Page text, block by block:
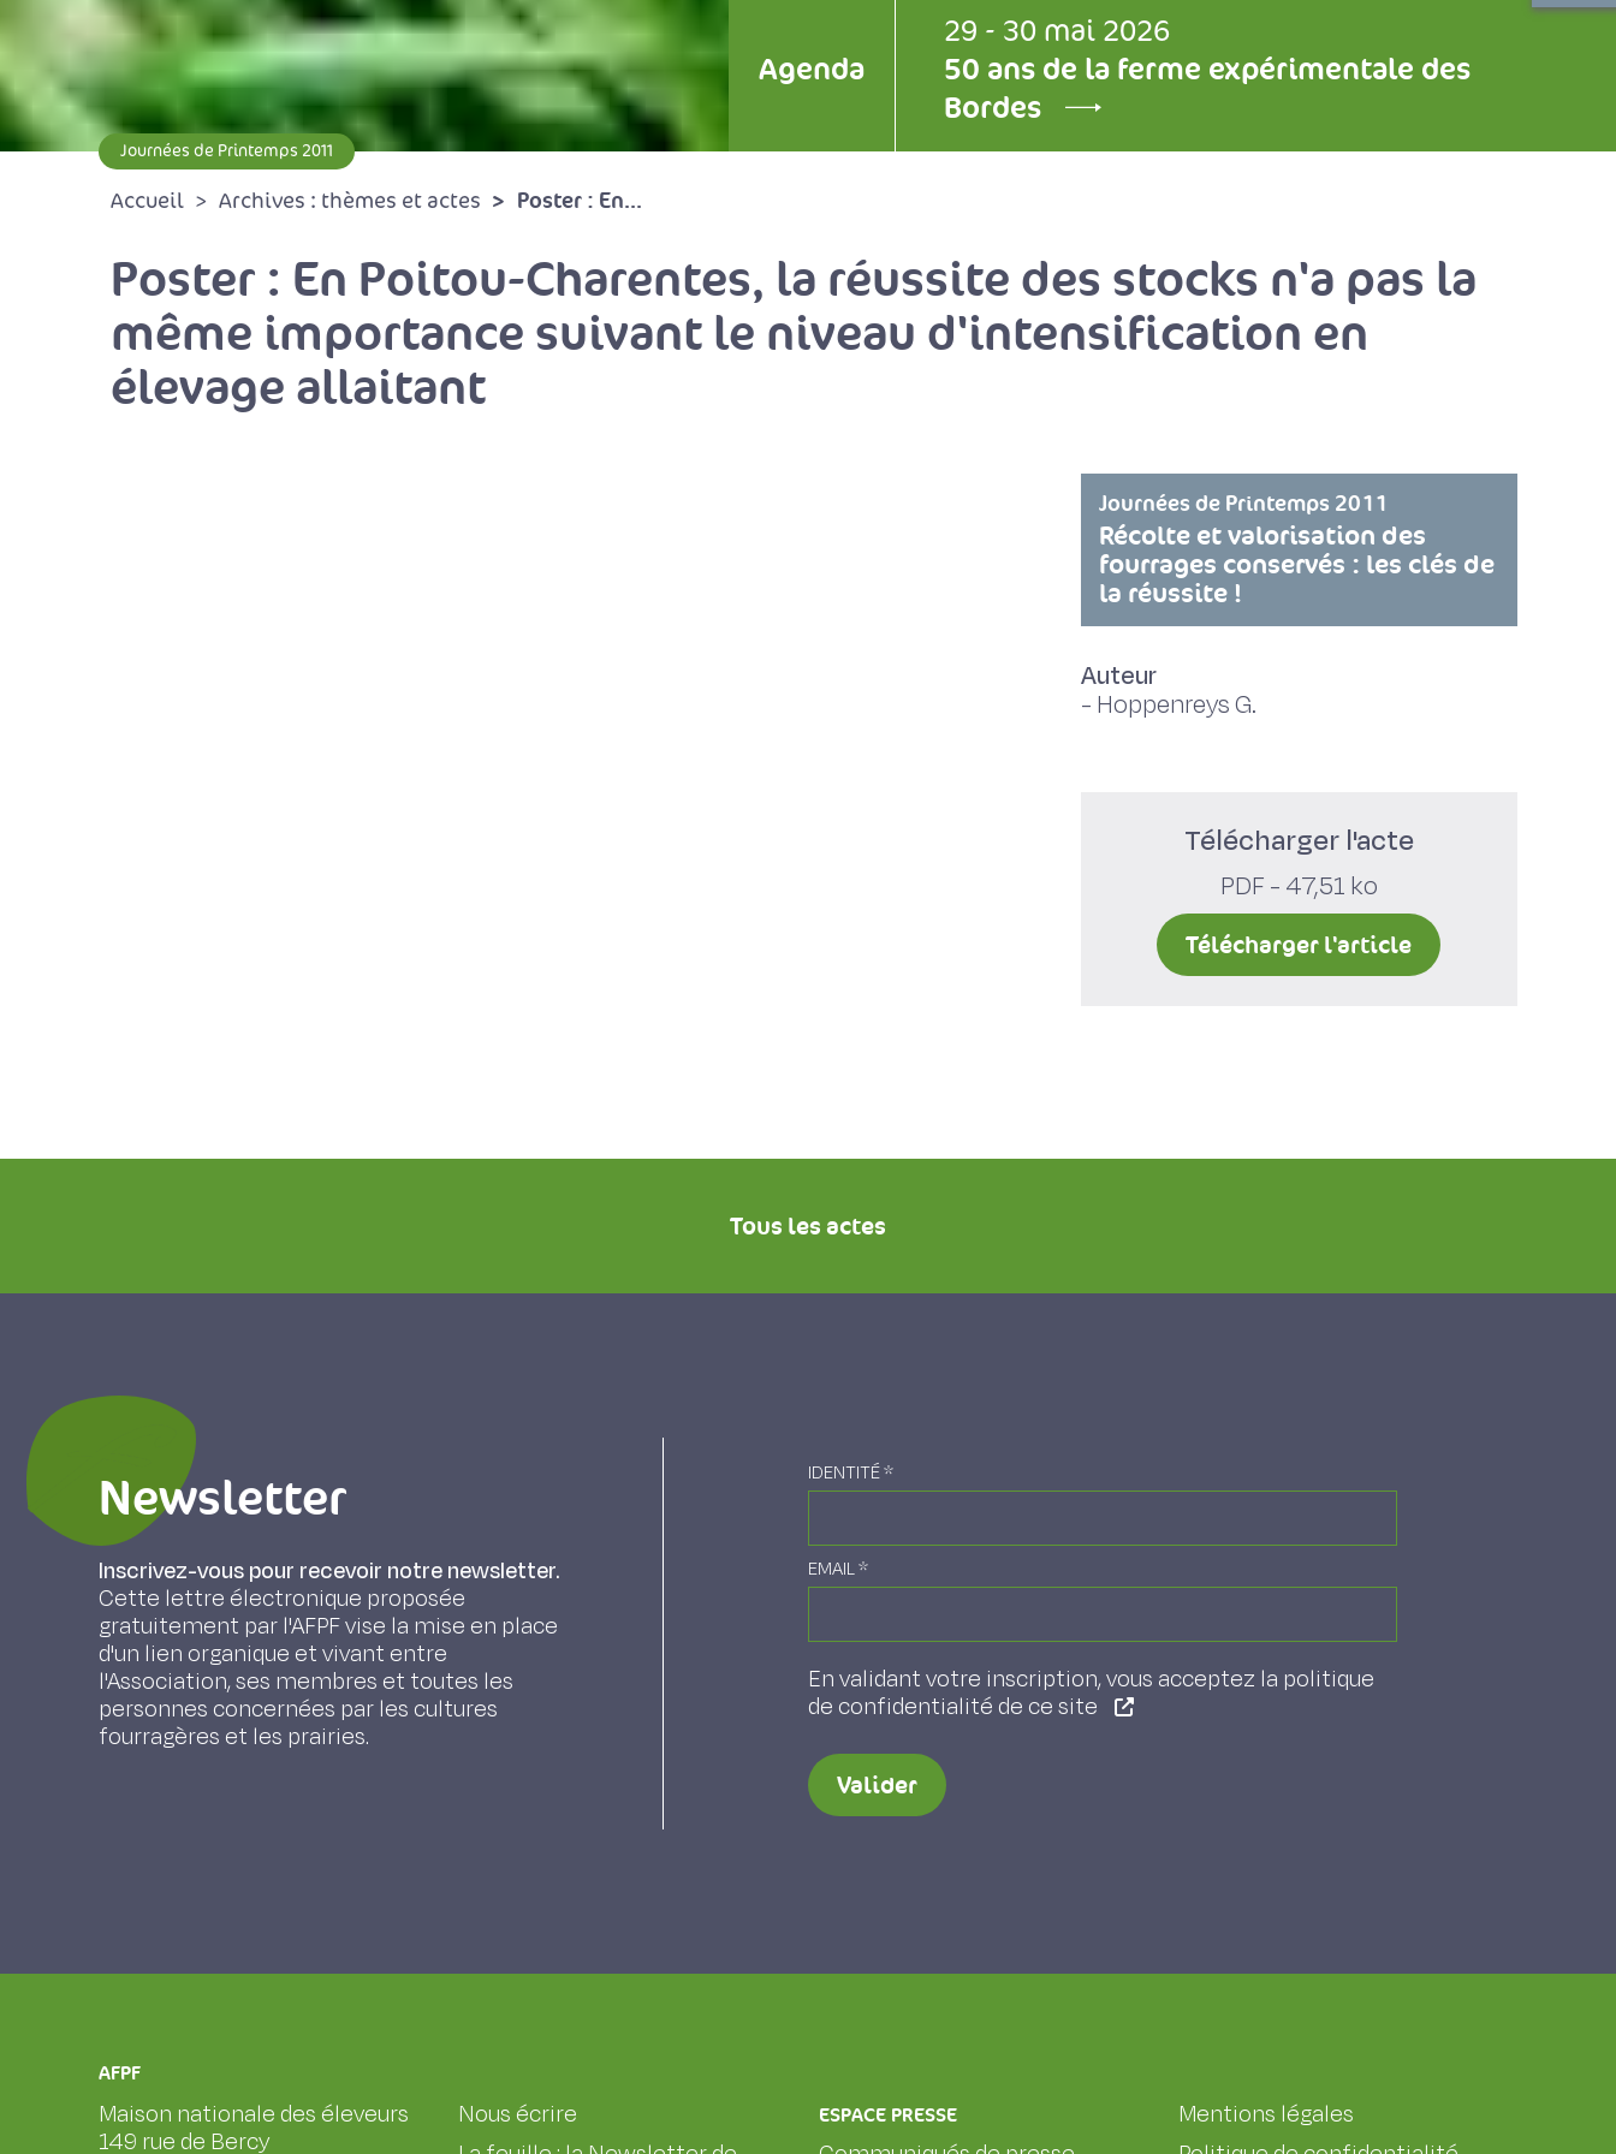
Agenda
29 - 30 mai 2026
50 ans de la ferme expérimentale des
Bordes
Journées de Printemps 2011
Accueil Archives : thèmes et actes Poster : En...
Poster : En Poitou-Charentes, la réussite des stocks n'a pas la
même importance suivant le niveau d'intensification en
élevage allaitant
Journées de Printemps 2011
Récolte et valorisation des
fourrages conservés : les clés de
la réussite !
Auteur
- Hoppenreys G.
Télécharger l'acte
PDF - 47,51 ko
Télécharger l'article
Tous les actes
Newsletter
Inscrivez-vous pour recevoir notre newsletter.
Cette lettre électronique proposée
gratuitement par l'AFPF vise la mise en place
d'un lien organique et vivant entre
l'Association, ses membres et toutes les
personnes concernées par les cultures
fourragères et les prairies.
IDENTITÉ*
EMAIL*
En validant votre inscription, vous acceptez la politique
de confidentialité de ce site
Valider
AFPF
Maison nationale des éleveurs
149 rue de Bercy
Nous écrire
ESPACE PRESSE
Mentions légales